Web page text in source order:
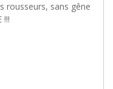
rousseurs, sans gêne
!!!